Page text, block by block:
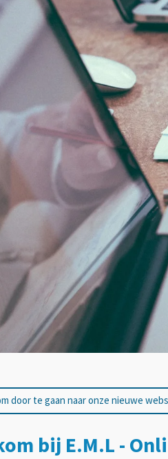
door te gaan naar onze nieuwe
bij E.M.L -